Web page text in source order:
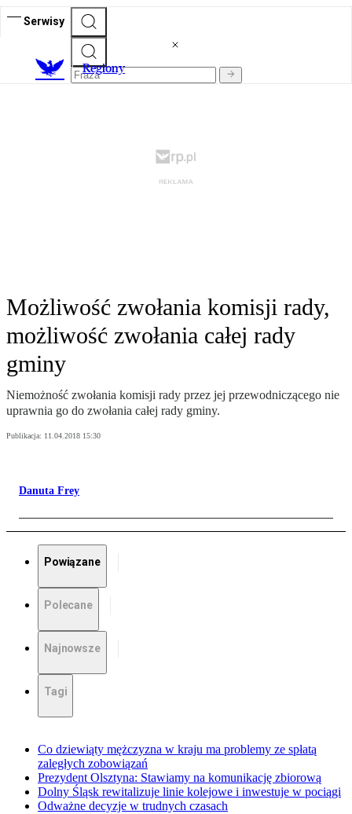
Serwisy
Regiony
Możliwość zwołania komisji rady,
możliwość zwołania całej rady
gminy
Niemożność zwołania komisji rady przez jej przewodniczącego nie
uprawnia go do zwołania całej rady gminy.
Publikacja: 11.04.2018 15:30
Danuta Frey
Powiązane
Polecane
Najnowsze
Tagi
Co dziewiąty mężczyzna w kraju ma problemy ze spłatą
zaległych zobowiązań
Prezydent Olsztyna: Stawiamy na komunikację zbiorową
Dolny Śląsk rewitalizuje linie kolejowe i inwestuje w pociągi
Odważne decyzje w trudnych czasach